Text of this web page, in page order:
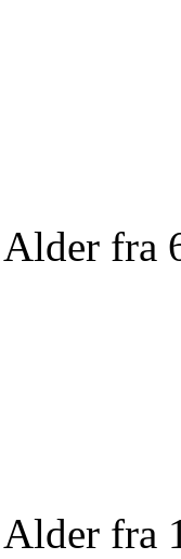
fra
fra